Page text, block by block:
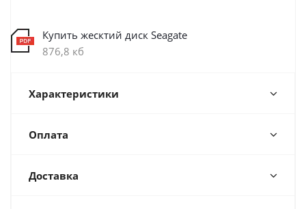
Купить жесктий диск Seagate
876,8 кб
Характеристики
Оплата
Доставка